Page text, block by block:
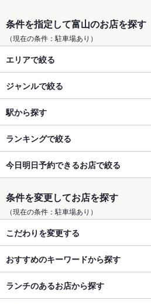
条件を指定して富山のお店を探す
（現在の条件：駐車場あり）
エリアで絞る
ジャンルで絞る
駅から探す
ランキングで絞る
今日明日予約できるお店で絞る
条件を変更してお店を探す
（現在の条件：駐車場あり）
こだわりを変更する
おすすめのキーワードから探す
ランチのあるお店から探す